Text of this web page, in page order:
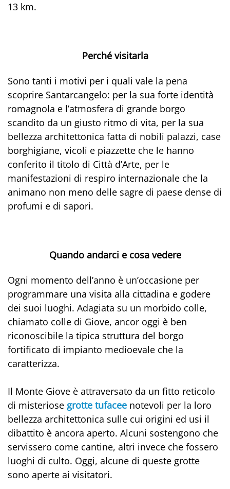
13 km.
Perché visitarla
Sono tanti i motivi per i quali vale la pena
scoprire Santarcangelo: per la sua forte identità
romagnola e l’atmosfera di grande borgo
scandito da un giusto ritmo di vita, per la sua
bellezza architettonica fatta di nobili palazzi, case
borghigiane, vicoli e piazzette che le hanno
conferito il titolo di Città d’Arte, per le
manifestazioni di respiro internazionale che la
animano non meno delle sagre di paese dense di
profumi e di sapori.
Quando andarci e cosa vedere
Ogni momento dell’anno è un’occasione per
programmare una visita alla cittadina e godere
dei suoi luoghi. Adagiata su un morbido colle,
chiamato colle di Giove, ancor oggi è ben
riconoscibile la tipica struttura del borgo
fortificato di impianto medioevale che la
caratterizza.
Il Monte Giove è attraversato da un fitto reticolo
di misteriose grotte tufacee notevoli per la loro
bellezza architettonica sulle cui origini ed usi il
dibattito è ancora aperto. Alcuni sostengono che
servissero come cantine, altri invece che fossero
luoghi di culto. Oggi, alcune di queste grotte
sono aperte ai visitatori.